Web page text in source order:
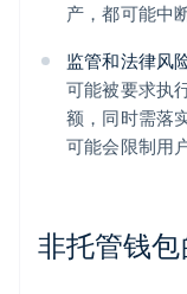
产，都可能中
监管和法律风
可能被要求执
额，同时需落
可能会限制用
非托管钱